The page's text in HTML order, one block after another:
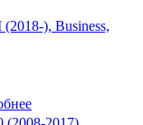
), Business,